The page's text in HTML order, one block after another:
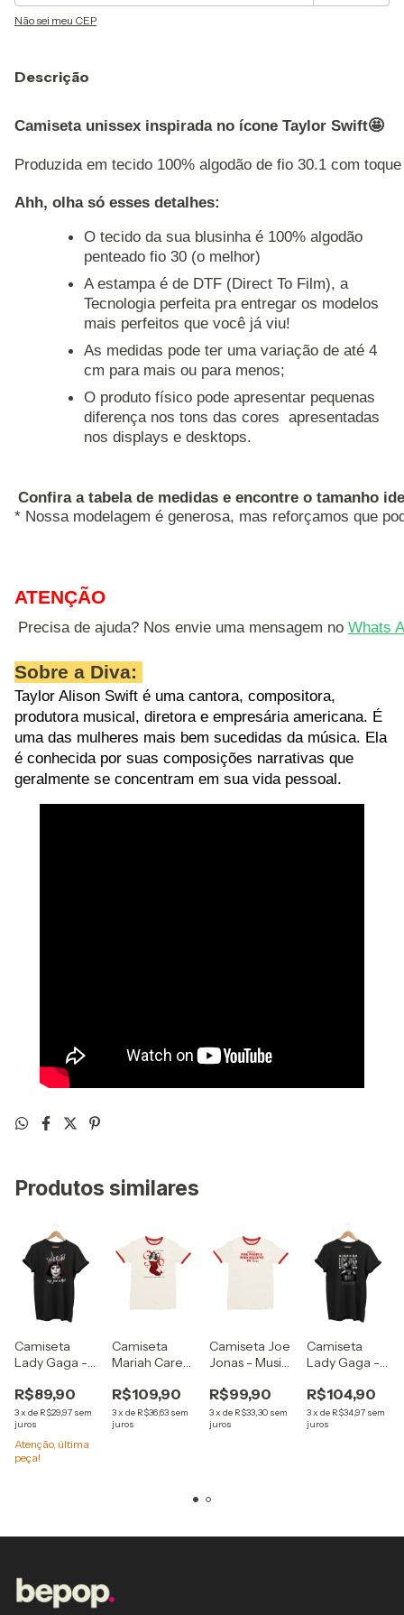
Não sei meu CEP
Descrição
Camiseta unissex inspirada no ícone Taylor Swift🤩
Produzida em tecido 100% algodão de fio 30.1 com
Ahh, olha só esses detalhes:
O tecido da sua blusinha é 100% algodão
penteado fio 30 (o melhor)
A estampa é de DTF (Direct To Film), a
Tecnologia perfeita pra entregar os modelos
mais perfeitos que você já viu!
As medidas pode ter uma variação de até 4
cm para mais ou para menos;
O produto físico pode apresentar pequenas
diferença nos tons das cores apresentadas
nos displays e desktops.
Confira a tabela de medidas e encontre o tamanho
* Nossa modelagem é generosa, mas reforçamos que
ATENÇÃO
Precisa de ajuda? Nos envie uma mensagem no Whats
Sobre a Diva:
Taylor Alison Swift é uma cantora, compositora,
produtora musical, diretora e empresária americana. É
uma das mulheres mais bem sucedidas da música. Ela
é conhecida por suas composições narrativas que
geralmente se concentram em sua vida pessoal.
Produtos similares
Camiseta
Lady Gaga -
R$89,90
3x de R$29,97 sem
juros
Atenção, última
peça!
Camiseta
Mariah Carey
Christmas II
You
R$109,90
3x de R$36,63 sem
juros
Camiseta Joe
Jonas - Music
Who Believe
In Love
R$99,90
3x de R$33,30 sem
juros
Camiseta
Lady Gaga -
R$104,90
3x de R$34,97 sem
juros